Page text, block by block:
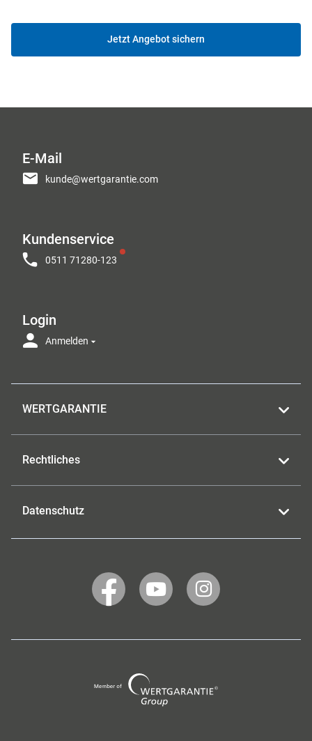
Jetzt Angebot sichern
E-Mail
kunde@wertgarantie.com
Kundenservice
0511 71280-123
Login
Anmelden
WERTGARANTIE
Rechtliches
Datenschutz
WERTGARANTIE
auf
WERTGARANTIE
auf
WERTGARANTIE
auf
Group